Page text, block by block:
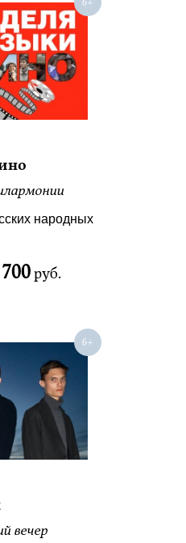
народных
700руб.
вечер